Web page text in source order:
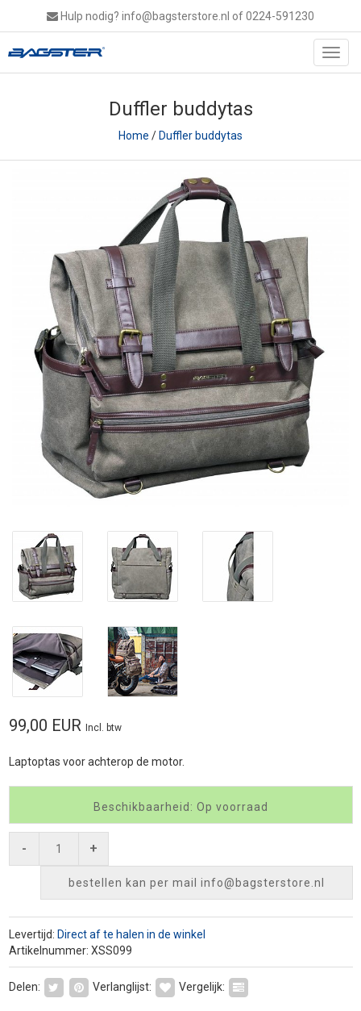
Hulp nodig? info@bagsterstore.nl of 0224-591230
Duffler buddytas
Home /Duffler buddytas
99,00 EUR Incl. btw
Laptoptas voor achterop de motor.
Beschikbaarheid: Op voorraad
- +
bestellen kan per mail info@bagsterstore.nl
Levertijd: Direct af te halen in de winkel
Artikelnummer: XSS099
Delen: Verlanglijst: Vergelijk: